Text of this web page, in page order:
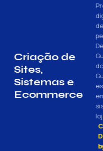
Criação de
Sites,
Sistemas e
Ecommerce